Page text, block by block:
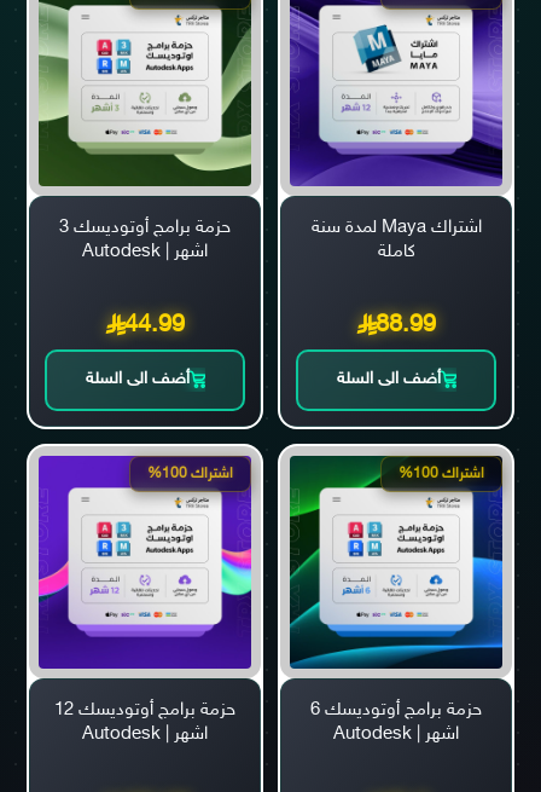
اشتراك Maya لمدة سنة
كاملة
88.99
أضف الى السلة
حزمة برامج أوتوديسك 3
اشهر | Autodesk
44.99
أضف الى السلة
اشتراك 100%
حزمة برامج أوتوديسك 6
اشهر | Autodesk
اشتراك 100%
حزمة برامج أوتوديسك 12
اشهر | Autodesk